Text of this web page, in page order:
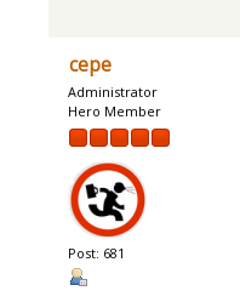
cepe
Administrator
Hero Member
Post: 681